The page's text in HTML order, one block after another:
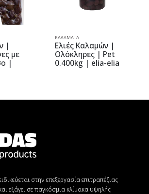
|
με
|
|
ΚΑΛΑΜΆΤΑ
Ελιές Καλαμών |
Ολόκληρες | Pet
0.400kg | elia-elia
στην επεξεργασία επιτραπέζιας
εξάγει σε παγκόσμια κλίμακα υψηλής